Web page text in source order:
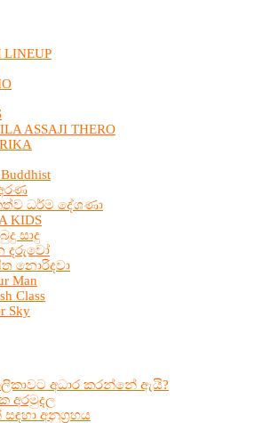
LINEUP
ASSAJI THERO
ධර්ම දේශණා
KIDS
සාදු
දරුවෝ
නොරිදවා
Man
Class
Sky
අධාර කරන්නේ ඇයි?
අරමුදල
අනුග්‍රහය